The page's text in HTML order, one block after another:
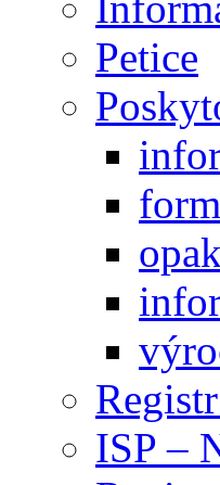
Petice
ISP –